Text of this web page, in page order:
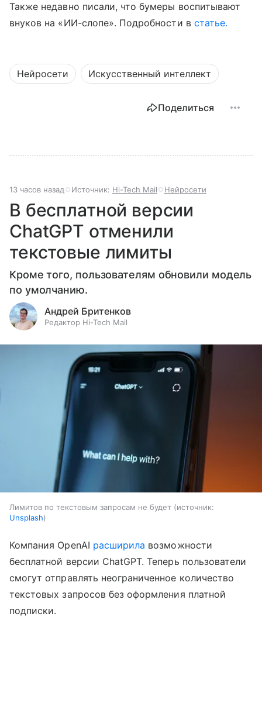
Также недавно писали, что бумеры воспитывают
внуков на «ИИ-слопе». Подробности в статье.
Нейросети Искусственный интеллект
Поделиться
13 часов назад Источник: Hi-Tech Mail Нейросети
В бесплатной версии
ChatGPT отменили
текстовые лимиты
Кроме того, пользователям обновили модель
по умолчанию.
Андрей Бритенков
Редактор Hi-Tech Mail
Лимитов по текстовым запросам не будет
источник:
Unsplash
Компания OpenAI расширила возможности
бесплатной версии ChatGPT. Теперь пользователи
смогут отправлять неограниченное количество
текстовых запросов без оформления платной
подписки.